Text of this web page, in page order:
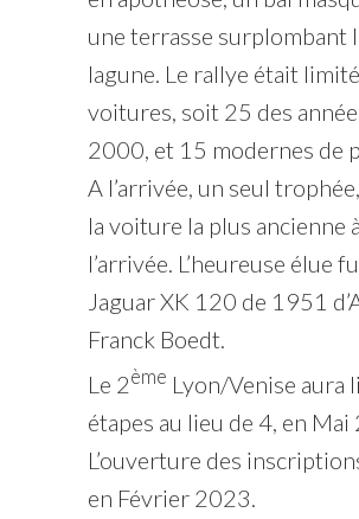
une terrasse surplombant
lagune. Le rallye était
voitures, soit 25 des
2000, et 15 modernes de
A l’arrivée, un seul
la voiture la plus ancienne à
l’arrivée. L’heureuse élue
Jaguar XK 120 de 1951
Franck Boedt.
Le 2ème Lyon/Venise aura
étapes au lieu de 4, en
L’ouverture des
en Février 2023.